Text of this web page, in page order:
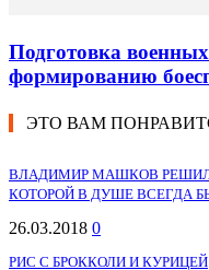
Подготовка
формированию
ЭТО ВАМ
ВЛАДИМИР МАШКОВ
КОТОРОЙ В ДУШЕ ВСЕГДА
26.03.2018 0
РИС С БРОККОЛИ И КУРИЦЕЙ